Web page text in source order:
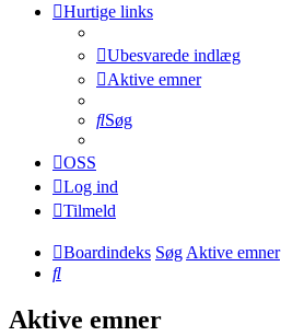
Hurtige links
Ubesvarede indlæg
Aktive emner
Søg
OSS
Log ind
Tilmeld
Boardindeks SøgAktive emner
Søg
Aktive emner